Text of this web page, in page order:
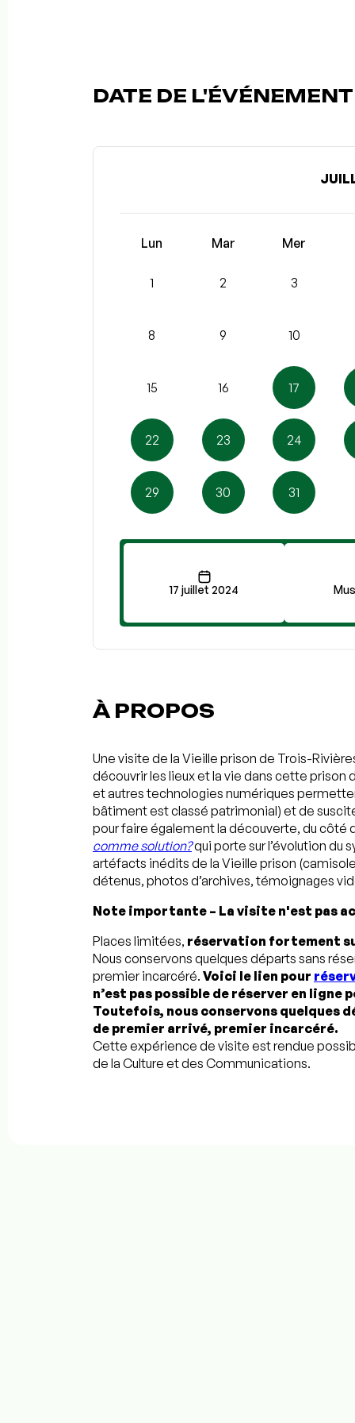
DATE DE
Lun Mar Mer
1 2 3
8 9 10
15 16 17
22 23 24
29 30 31
17 juillet 2024
À PROPOS
Une visite de la Vieille prison de Trois-
découvrir les lieux et la vie dans cette
et autres technologies numériques
bâtiment est classé patrimonial) et de
pour faire également la découverte, du côté
comme solution?qui porte sur l’évolution du
artéfacts inédits de la Vieille prison
détenus, photos d’archives, témoignages
Note importante – La visite n'est pas
Places limitées, réservation fortement
Nous conservons quelques départs sans
premier incarcéré. Voici le lien pour
n’est pas possible de réserver en ligne
Toutefois, nous conservons quelques
de premier arrivé, premier incarcéré.
Cette expérience de visite est rendue
de la Culture et des Communications.